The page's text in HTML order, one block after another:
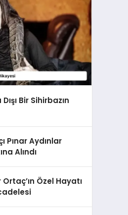
Bir Sihirbazın
Pınar Aydınlar
Alındı
Özel Hayatı